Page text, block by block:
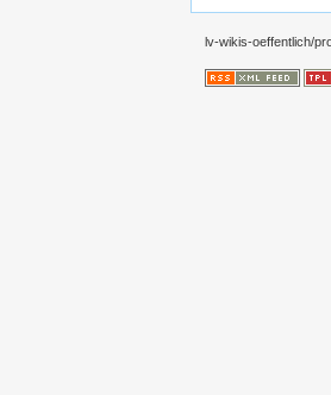
lv-wikis-oeffentlich/